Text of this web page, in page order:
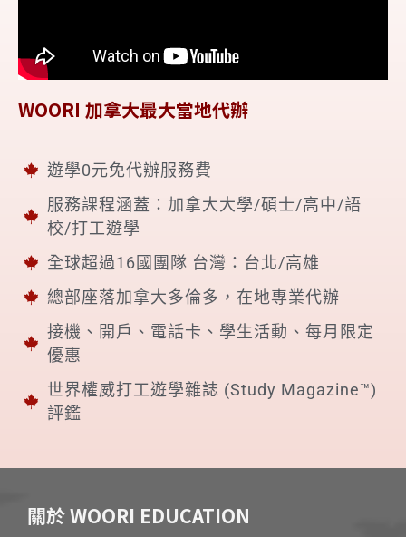
WOORI 加拿大最大當地代辦
遊學0元免代辦服務費
服務課程涵蓋：加拿大大學/碩士/高中/語
校/打工遊學
全球超過16國團隊 台灣：台北/高雄
總部座落加拿大多倫多，在地專業代辦
接機、開戶、電話卡、學生活動、每月限定
優惠
世界權威打工遊學雜誌 (Study Magazine™)
評鑑
關於 WOORI EDUCATION